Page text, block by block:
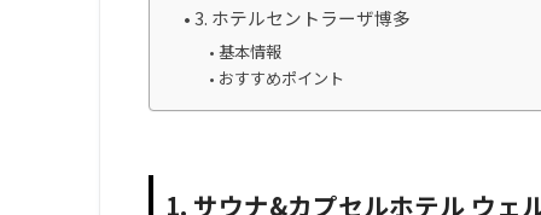
3. ホテルセントラーザ博多
基本情報
おすすめポイント
1. サウナ&カプセルホテル ウェ